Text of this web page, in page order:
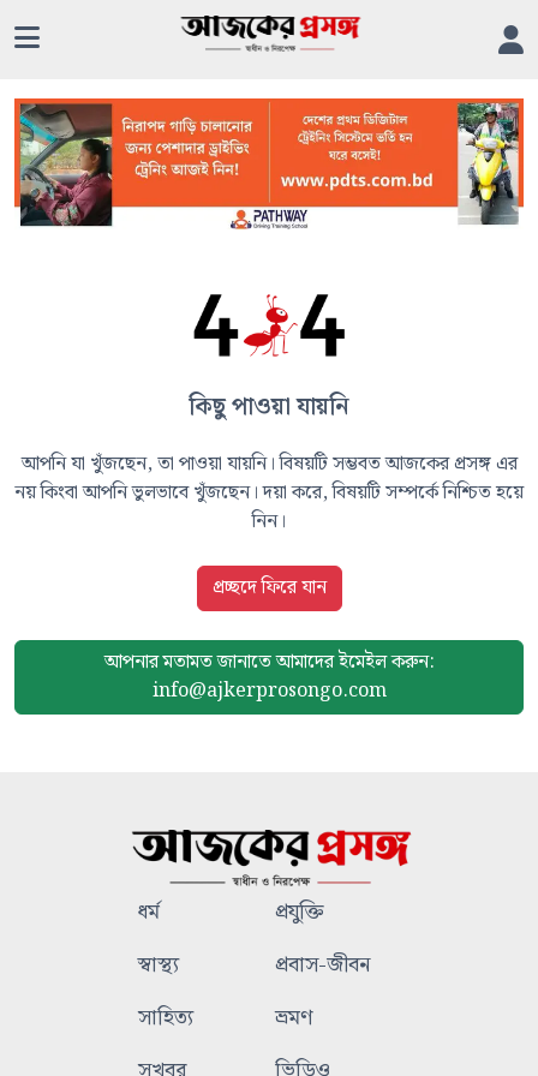
কিছু পাওয়া যায়নি
আপনি যা খুঁজছেন, তা পাওয়া যায়নি। বিষয়টি সম্ভবত আজকের প্রসঙ্গ এর
নয় কিংবা আপনি ভুলভাবে খুঁজছেন। দয়া করে, বিষয়টি সম্পর্কে নিশ্চিত হয়ে
নিন।
প্রচ্ছদে ফিরে যান
আপনার মতামত জানাতে আমাদেরইমেইল করুন:
info@ajkerprosongo.com
ধর্ম
প্রযুক্তি
স্বাস্থ্য
প্রবাস-জীবন
সাহিত্য
ভ্রমণ